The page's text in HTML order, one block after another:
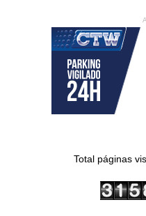
Total páginas